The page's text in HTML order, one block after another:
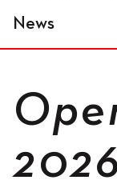
Ateliers
News